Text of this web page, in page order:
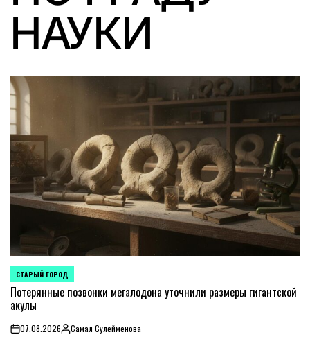
НАУКИ
POSTED
IN
СТАРЫЙ ГОРОД
Потерянные позвонки мегалодона уточнили размеры гигантской
акулы
on07.08.2026PostedСамал Сулейменова